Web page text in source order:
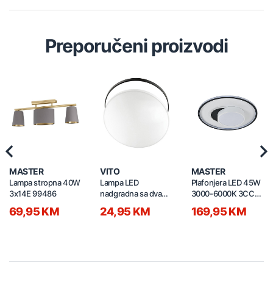
Preporučeni proizvodi
MASTER
Lampa stropna 40W
3x14E 99486
69,95 KM
VITO
Lampa LED
nadgradna sa dva
SATURN 2027021
24,95 KM
MASTER
Plafonjera LED 45W
3000-6000K 3CCT
500x500x120mm
169,95 KM